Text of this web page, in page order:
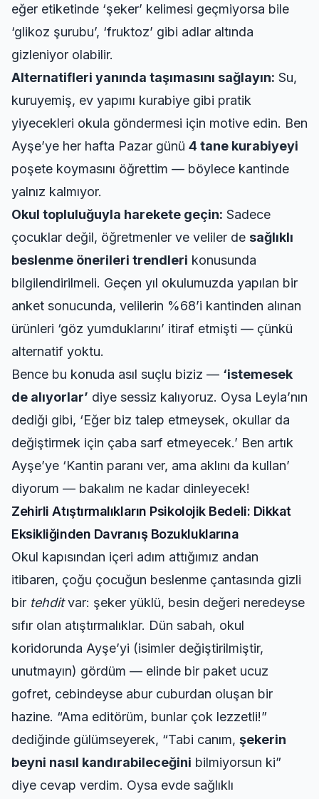
eğer etiketinde ‘şeker’ kelimesi geçmiyorsa bile
‘glikoz şurubu’, ‘fruktoz’ gibi adlar altında
gizleniyor olabilir.
Alternatifleri yanında taşımasını sağlayın: Su,
kuruyemiş, ev yapımı kurabiye gibi pratik
yiyecekleri okula göndermesi için motive edin. Ben
Ayşe’ye her hafta Pazar günü 4 tane kurabiyeyi
poşete koymasını öğrettim — böylece kantinde
yalnız kalmıyor.
Okul topluluğuyla harekete geçin: Sadece
çocuklar değil, öğretmenler ve veliler de sağlıklı
beslenme önerileri trendleri konusunda
bilgilendirilmeli. Geçen yıl okulumuzda yapılan bir
anket sonucunda, velilerin %68’i kantinden alınan
ürünleri ‘göz yumduklarını’ itiraf etmişti — çünkü
alternatif yoktu.
Bence bu konuda asıl suçlu biziz — ‘istemesek
de alıyorlar’ diye sessiz kalıyoruz. Oysa Leyla’nın
dediği gibi, ‘Eğer biz talep etmeysek, okullar da
değiştirmek için çaba sarf etmeyecek.’ Ben artık
Ayşe’ye ‘Kantin paranı ver, ama aklını da kullan’
diyorum — bakalım ne kadar dinleyecek!
Zehirli Atıştırmalıkların Psikolojik Bedeli: Dikkat
Eksikliğinden Davranış Bozukluklarına
Okul kapısından içeri adım attığımız andan
itibaren, çoğu çocuğun beslenme çantasında gizli
bir tehditvar: şeker yüklü, besin değeri neredeyse
sıfır olan atıştırmalıklar. Dün sabah, okul
koridorunda Ayşe’yi (isimler değiştirilmiştir,
unutmayın) gördüm — elinde bir paket ucuz
gofret, cebindeyse abur cuburdan oluşan bir
hazine. “Ama editörüm, bunlar çok lezzetli!”
dediğinde gülümseyerek, “Tabi canım, şekerin
beyni nasıl kandırabileceğini bilmiyorsun ki”
diye cevap verdim. Oysa evde sağlıklı